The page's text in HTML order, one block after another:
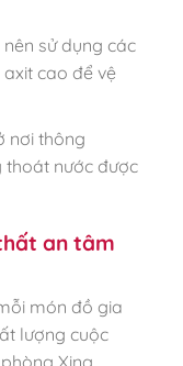
sử dụng các
cao để vệ
thông
nước được
an tâm
món đồ gia
lượng cuộc